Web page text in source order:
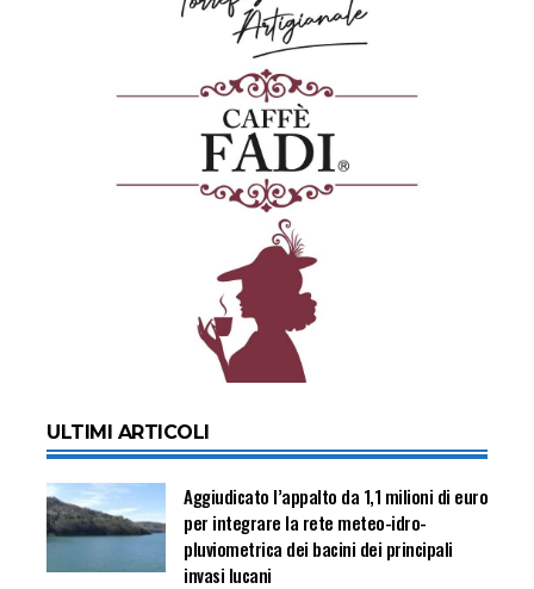
ULTIMI ARTICOLI
Aggiudicato l’appalto da 1,1 milioni di euro
per integrare la rete meteo-idro-
pluviometrica dei bacini dei principali
invasi lucani